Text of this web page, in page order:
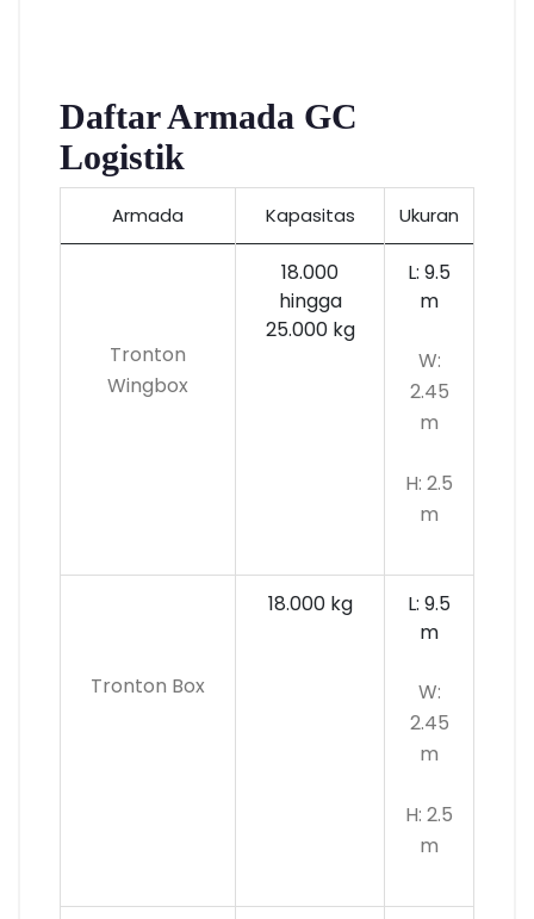
Daftar Armada GC
Logistik
Armada Kapasitas Ukuran
Tronton
Wingbox
18.000
hingga
25.000 kg
L: 9.5
m
W:
2.45
m
H: 2.5
m
Tronton Box
18.000 kg
L: 9.5
m
W:
2.45
m
H: 2.5
m